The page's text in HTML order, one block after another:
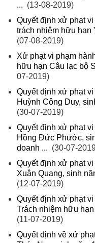
... (13-08-2019)
Quyết định xử phạt
trách nhiệm hữu hạn
(07-08-2019)
Xử phạt vi phạm
hữu hạn Câu lạc bộ
07-2019)
Quyết định xử phạt
Huỳnh Công Duy,
(30-07-2019)
Quyết định xử phạt
Hồng Đức Phước,
doanh ... (30-07-
Quyết định xử phạt
Xuân Quang, sinh
(12-07-2019)
Quyết định xử phạt
Trách nhiệm hữu
(11-07-2019)
Quyết định về xử